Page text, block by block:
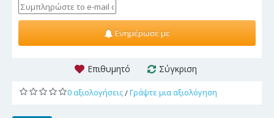
Ενημέρωσε με
Επιθυμητό Σύγκριση
0 αξιολογήσεις/Γράψτε μια αξιολόγηση